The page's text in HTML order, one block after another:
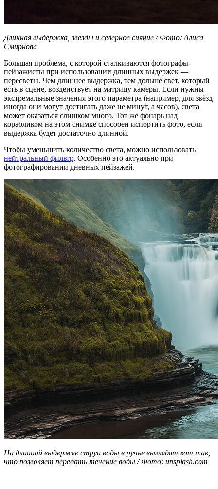
Длинная выдержка, звёзды и северное сияние / Фото: Алиса
Смирнова
Большая проблема, с которой сталкиваются фотографы-
пейзажисты при использовании длинных выдержек —
пересветы. Чем длиннее выдержка, тем дольше свет, который
есть в сцене, воздействует на матрицу камеры. Если нужны
экстремальные значения этого параметра (например, для звёзд
иногда они могут достигать даже не минут, а часов), света
может оказаться слишком много. Тот же фонарь над
корабликом на этом снимке способен испортить фото, если
выдержка будет достаточно длинной.
Чтобы уменьшить количество света, можно использовать
нейтральный фильтр. Особенно это актуально при
фотографировании дневных пейзажей.
На длинной выдержке струи воды в ручье выглядят вот так,
что позволяет передать течение воды / Фото: unsplash.com